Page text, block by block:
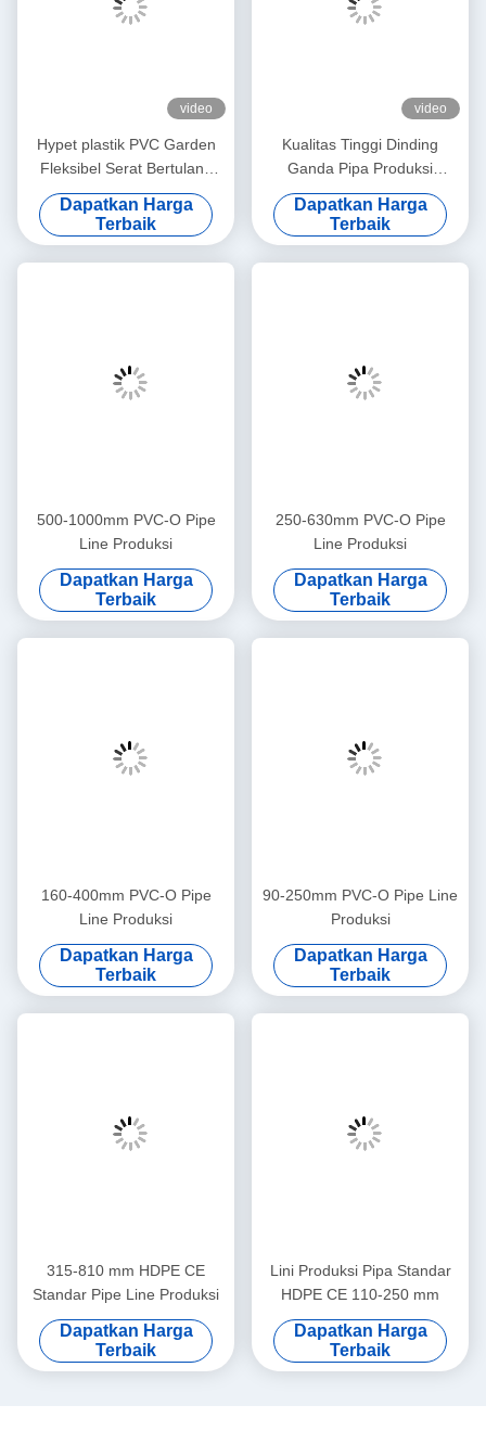
video
Hypet plastik PVC Garden
Fleksibel Serat Bertulang
Mesin Pembuat Pipa/PVC
Garis Produksi Selang
Taman
Dapatkan Harga
Terbaik
video
Kualitas Tinggi Dinding
Ganda Pipa Produksi
Produksi Single Dinding
Single Pipa Bergelombang
Membuat Mesin Ekstrusi
Sekrup HDPE
Dapatkan Harga
Terbaik
500-1000mm PVC-O Pipe
Line Produksi
Dapatkan Harga
Terbaik
250-630mm PVC-O Pipe
Line Produksi
Dapatkan Harga
Terbaik
160-400mm PVC-O Pipe
Line Produksi
Dapatkan Harga
Terbaik
90-250mm PVC-O Pipe Line
Produksi
Dapatkan Harga
Terbaik
315-810 mm HDPE CE
Standar Pipe Line Produksi
Dapatkan Harga
Terbaik
Lini Produksi Pipa Standar
HDPE CE 110-250 mm
Dapatkan Harga
Terbaik